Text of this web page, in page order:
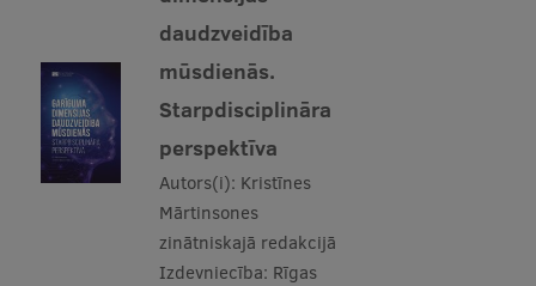
Why choose RSU?
Medizinstudium an der RSU
International Student Ambassadors
daudzveidība
mūsdienās.
Starpdisciplināra
perspektīva
Autors(i): Kristīnes
Mārtinsones
zinātniskajā redakcijā
Izdevniecība: Rīgas